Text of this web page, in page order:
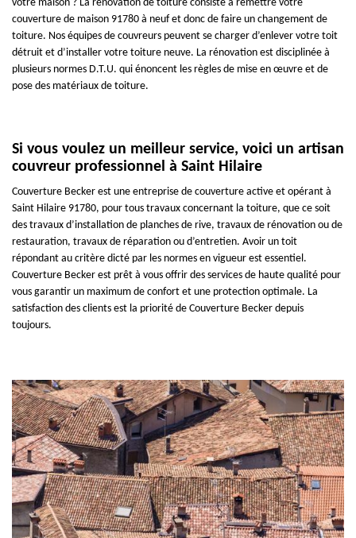
votre maison ? La rénovation de toiture consiste à remettre votre
couverture de maison 91780 à neuf et donc de faire un changement de
toiture. Nos équipes de couvreurs peuvent se charger d’enlever votre toit
détruit et d’installer votre toiture neuve. La rénovation est disciplinée à
plusieurs normes D.T.U. qui énoncent les règles de mise en œuvre et de
pose des matériaux de toiture.
Si vous voulez un meilleur service, voici un artisan
couvreur professionnel à Saint Hilaire
Couverture Becker est une entreprise de couverture active et opérant à
Saint Hilaire 91780, pour tous travaux concernant la toiture, que ce soit
des travaux d’installation de planches de rive, travaux de rénovation ou de
restauration, travaux de réparation ou d’entretien. Avoir un toit
répondant au critère dicté par les normes en vigueur est essentiel.
Couverture Becker est prêt à vous offrir des services de haute qualité pour
vous garantir un maximum de confort et une protection optimale. La
satisfaction des clients est la priorité de Couverture Becker depuis
toujours.